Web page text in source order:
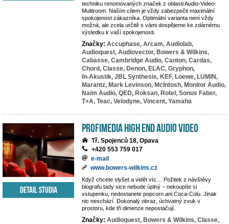
techniku renomovaných značek z oblasti Audio-Video-
Multiroom. Naším cílem je vždy zabezpečit maximální
spokojenost zákazníka. Optimální varianta není vždy
možná, ale zcela určitě s vámi dospějeme ke zdárnému
výsledku k vaší spokojenosti.
Značky: Accuphase, Arcam, Audiolab,
Audioquest, Audiovector, Bowers & Wilkins,
Cabasse, Cambridge Audio, Canton, Cardas,
Chord, Classe, Denon, ELAC, Gryphon,
In-Akustik, JBL Synthesis, KEF, Loewe, LUMIN,
Marantz, Mark Levinson, McIntosh, Monitor Audio,
Naim Audio, QED, Roksan, Rotel, Sonus Faber,
T+A, Teac, Velodyne, Vincent, Yamaha
PROFIMEDIA High End Audio Video
Tř. Spojenců 18, Opava
+420 553 759 017
e-mail
www.bowers-wilkins.cz
Když chcete slyšet a vidět víc… Požitek z návštěvy
biografu tady sice nebude úplný – nekoupíte si
vstupenku, nedostanete popcorn ani Coca-Colu. Jinak
nic neschází. Dokonalý obraz, úchvatný zvuk v
prostoru, kde tři dimenze nepostačují.
Značky: Audioquest, Bowers & Wilkins, Classe,
Detail studia